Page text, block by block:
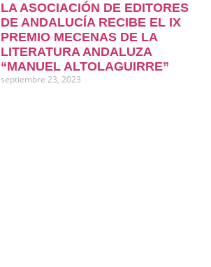
LA ASOCIACIÓN DE EDITORES
DE ANDALUCÍA RECIBE EL IX
PREMIO MECENAS DE LA
LITERATURA ANDALUZA
“MANUEL ALTOLAGUIRRE”
septiembre 23, 2023